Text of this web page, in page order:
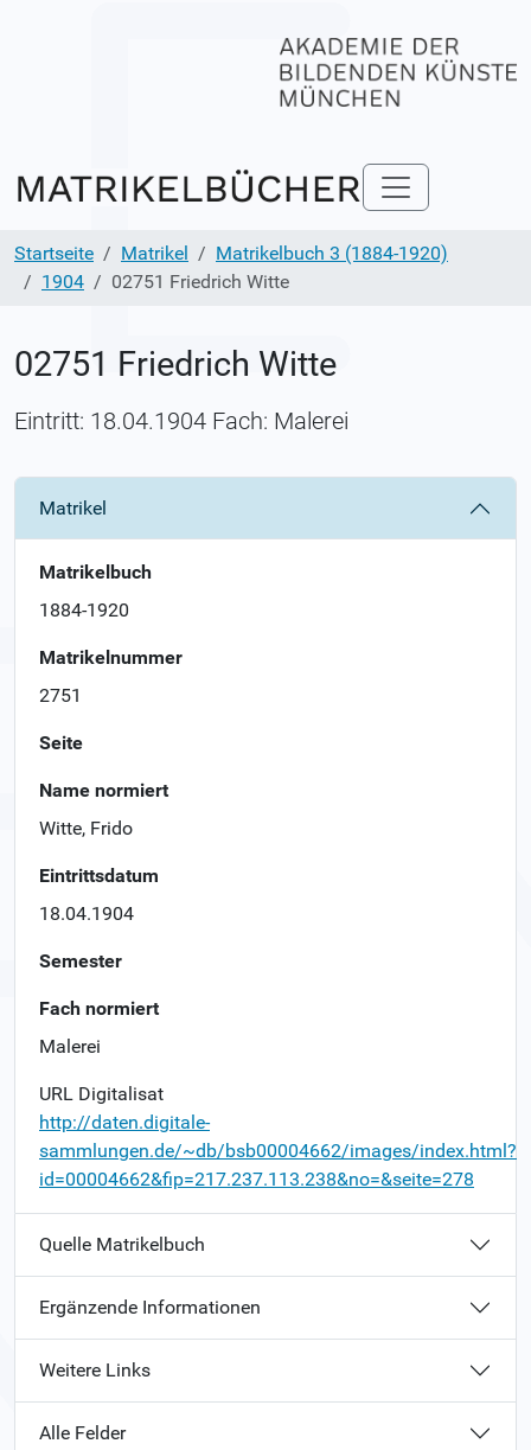
Startseite Matrikel
Matrikelbuch 3 (1884-1920)
1904
02751 Friedrich Witte
02751 Friedrich Witte
Eintritt: 18.04.1904 Fach: Malerei
Matrikel
Matrikelbuch
1884-1920
Matrikelnummer
2751
Seite
Name normiert
Witte, Frido
Eintrittsdatum
18.04.1904
Semester
Fach normiert
Malerei
URL Digitalisat
http://daten.digitale-
sammlungen.de/~db/bsb00004662/images/index.html?
id=00004662&fip=217.237.113.238&no=&seite=278
Quelle Matrikelbuch
Ergänzende Informationen
Weitere Links
Alle Felder